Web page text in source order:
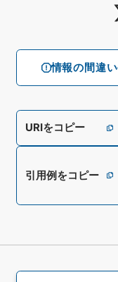
情報の間違
URIをコピー
引用例をコピー